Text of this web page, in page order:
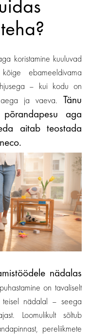
koristamine kuuluvad
ebameeldivama
– kui kodu on
ja vaeva. Tänu
aga
aitab teostada
nädalas
on tavaliselt
teisel nädalal – seega
Loomulikult sõltub
pereliikmete